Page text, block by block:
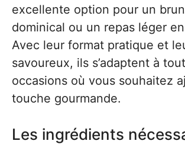
excellente option pour un
dominical ou un repas léger
Avec leur format pratique et
savoureux, ils s’adaptent à
occasions où vous souhaitez
touche gourmande.
Les ingrédients